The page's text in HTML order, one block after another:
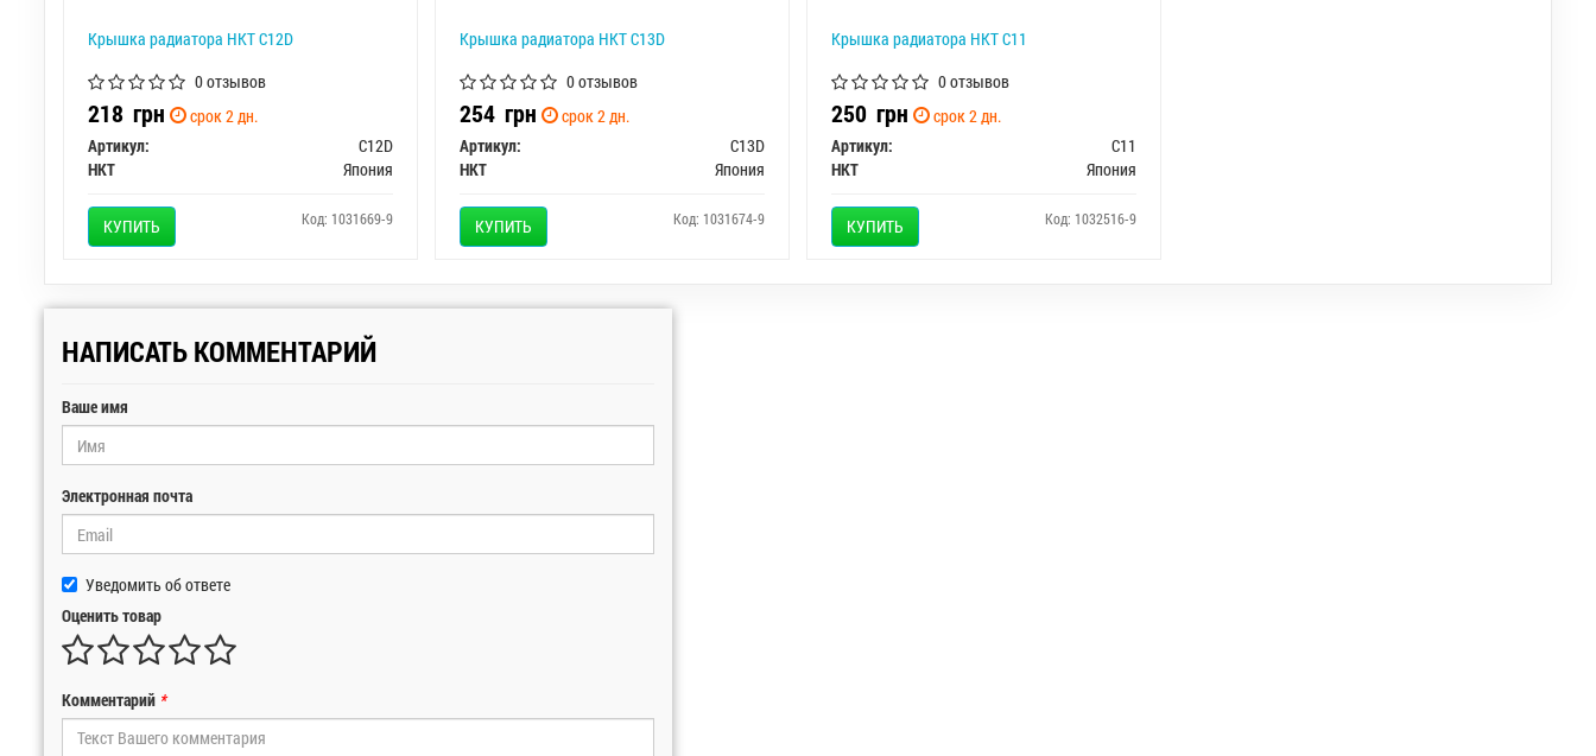
Крышка радиатора HKT C12D
0 отзывов
218 грн
срок 2 дн.
Артикул:
C12D
HKT
Япония
КУПИТЬ Код: 1031669-9
Крышка радиатора HKT C13D
0 отзывов
254 грн
срок 2 дн.
Артикул:
C13D
HKT
Япония
КУПИТЬ Код: 1031674-9
Крышка радиатора HKT C11
0 отзывов
250 грн
срок 2 дн.
Артикул:
C11
HKT
Япония
КУПИТЬ Код: 1032516-9
НАПИСАТЬ КОММЕНТАРИЙ
Ваше имя
Электронная почта
Уведомить об ответе
Оценить товар
Комментарий *